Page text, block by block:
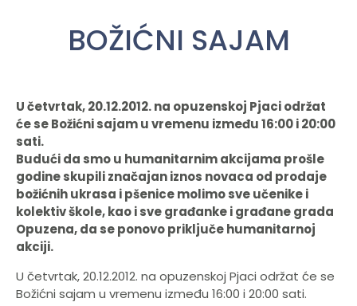
BOŽIĆNI SAJAM
U četvrtak, 20.12.2012. na opuzenskoj Pjaci održat
će se Božićni sajam u vremenu između 16:00 i 20:00
sati.
Budući da smo u humanitarnim akcijama prošle
godine skupili značajan iznos novaca od prodaje
božićnih ukrasa i pšenice molimo sve učenike i
kolektiv škole, kao i sve građanke i građane grada
Opuzena, da se ponovo priključe humanitarnoj
akciji.
U četvrtak, 20.12.2012. na opuzenskoj Pjaci održat će se
Božićni sajam u vremenu između 16:00 i 20:00 sati.